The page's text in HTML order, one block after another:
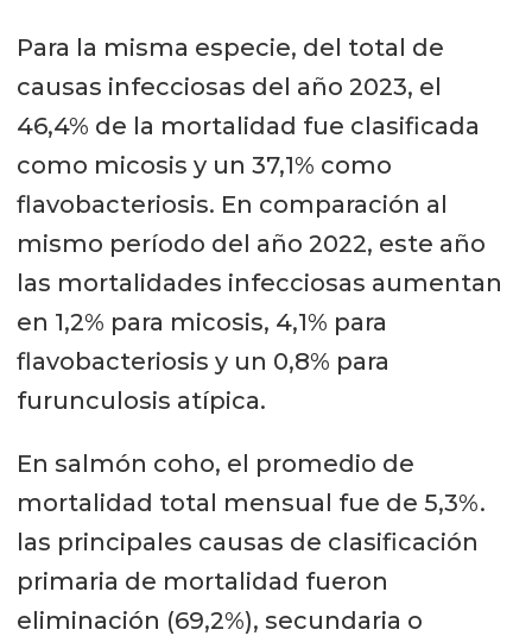
Para la misma especie, del total de
causas infecciosas del año 2023, el
46,4% de la mortalidad fue clasificada
como micosis y un 37,1% como
flavobacteriosis. En comparación al
mismo período del año 2022, este año
las mortalidades infecciosas aumentan
en 1,2% para micosis, 4,1% para
flavobacteriosis y un 0,8% para
furunculosis atípica.
En salmón coho, el promedio de
mortalidad total mensual fue de 5,3%.
las principales causas de clasificación
primaria de mortalidad fueron
eliminación (69,2%), secundaria o